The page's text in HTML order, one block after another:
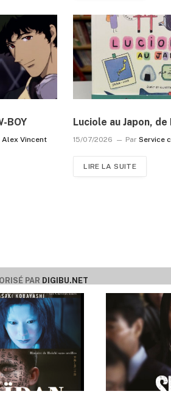
BOY
Alex Vincent
Luciole au Japon, de
15/07/2026 Par Service
LIRE LA SUITE
PAR DIGIBU.NET